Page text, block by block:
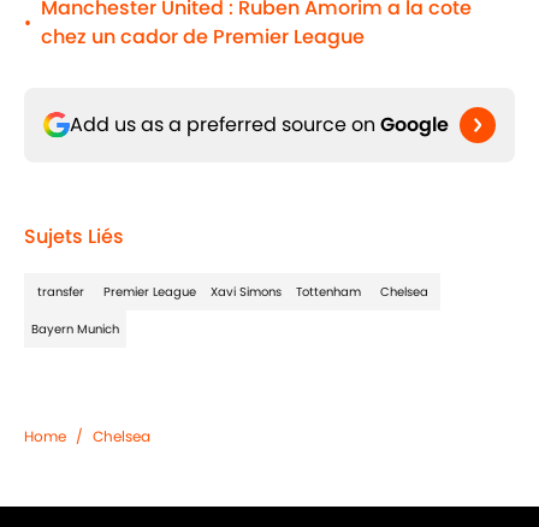
•
Manchester United : Ruben Amorim a la cote
chez un cador de Premier League
Add us as a preferred source on Google
Sujets Liés
transfer Premier League Xavi Simons Tottenham Chelsea
Bayern Munich
Home / Chelsea